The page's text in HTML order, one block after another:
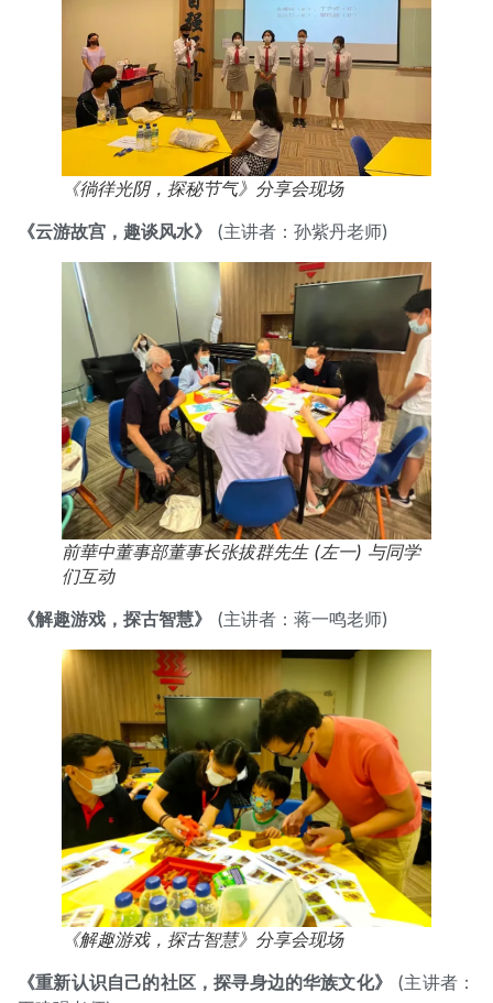
《徜徉光阴，探秘节气》分享会现场
《云游故宫，趣谈风水》
(主讲者：孙紫丹老师)
前華中董事部董事长张拔群先生 (左一) 与同学
们互动
《解趣游戏，探古智慧》
(主讲者：蒋一鸣老师)
《解趣游戏，探古智慧》分享会现场
《重新认识自己的社区，探寻身边的华族文化》
(主讲者：